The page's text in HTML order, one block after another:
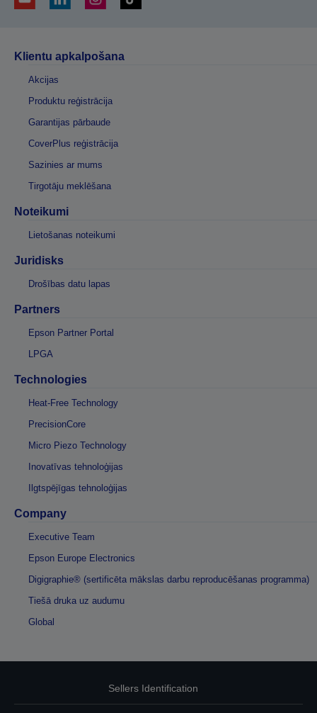
Klientu apkalpošana
Akcijas
Produktu reģistrācija
Garantijas pārbaude
CoverPlus reģistrācija
Sazinies ar mums
Tirgotāju meklēšana
Noteikumi
Lietošanas noteikumi
Juridisks
Drošības datu lapas
Partners
Epson Partner Portal
LPGA
Technologies
Heat-Free Technology
PrecisionCore
Micro Piezo Technology
Inovatīvas tehnoloģijas
Ilgtspējīgas tehnoloģijas
Company
Executive Team
Epson Europe Electronics
Digigraphie® (sertificēta mākslas darbu reproducēšanas programma)
Tiešā druka uz audumu
Global
Sellers Identification